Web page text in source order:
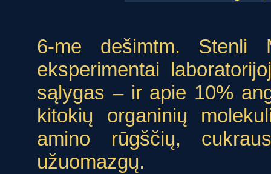
6-me dešimtm.
eksperimentai
sąlygas – ir apie 10%
kitokių organinių
amino rūgščių,
užuomazgų.